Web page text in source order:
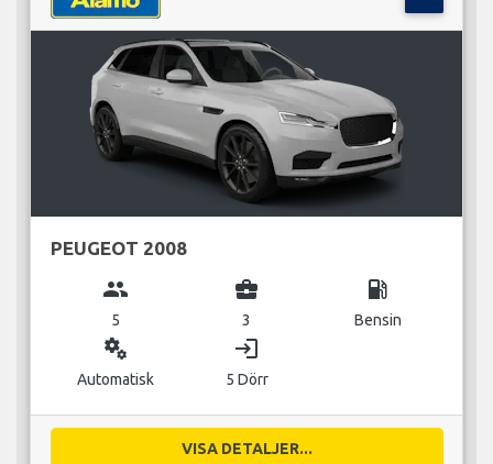
PEUGEOT 2008
group
5
business_center
3
local_gas_station
Bensin
miscellaneous_services
Automatisk
login
5 Dörr
VISA DETALJER...